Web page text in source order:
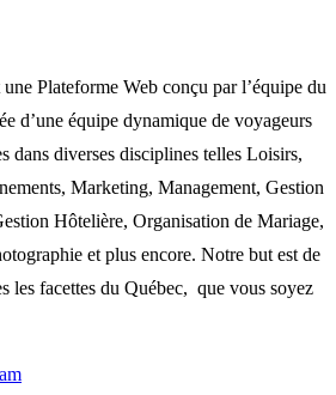
Plateforme Web conçu par l’équipe du
d’une équipe dynamique de voyageurs
dans diverses disciplines telles Loisirs,
Marketing, Management, Gestion
Hôtelière, Organisation de Mariage,
et plus encore. Notre but est de
les facettes du Québec, que vous soyez